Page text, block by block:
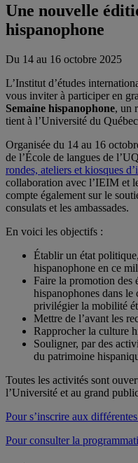
Une nouvelle
hispanophone
Du 14 au 16 octobre 2025
L’Institut d’études
vous inviter à participer en
Semaine hispanophone, un
tient à l’Université du
Organisée du 14 au 16
de l’École de langues de
rondes, ateliers et kiosques
collaboration avec l’IEIM et
compte également sur le
consulats et les ambassades.
En voici les objectifs :
Établir un état
hispanophone en ce
Faire la promotion des
hispanophones dans
privilégier la mobilité
Mettre de l’avant les
Rapprocher la culture
Souligner, par des
du patrimoine
Toutes les activités sont
l’Université et au grand
Pour s’inscrire aux
Pour consulter la